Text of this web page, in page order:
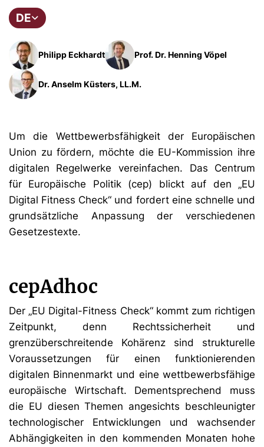
DE
Philipp Eckhardt Prof. Dr. Henning Vöpel
Dr. Anselm Küsters, LL.M.
Um die Wettbewerbsfähigkeit der Europäischen
Union zu fördern, möchte die EU-Kommission ihre
digitalen Regelwerke vereinfachen. Das Centrum
für Europäische Politik (cep) blickt auf den „EU
Digital Fitness Check“ und fordert eine schnelle und
grundsätzliche Anpassung der verschiedenen
Gesetzestexte.
cepAdhoc
Der „EU Digital-Fitness Check“ kommt zum richtigen
Zeitpunkt, denn Rechtssicherheit und
grenzüberschreitende Kohärenz sind strukturelle
Voraussetzungen für einen funktionierenden
digitalen Binnenmarkt und eine wettbewerbsfähige
europäische Wirtschaft. Dementsprechend muss
die EU diesen Themen angesichts beschleunigter
technologischer Entwicklungen und wachsender
Abhängigkeiten in den kommenden Monaten hohe